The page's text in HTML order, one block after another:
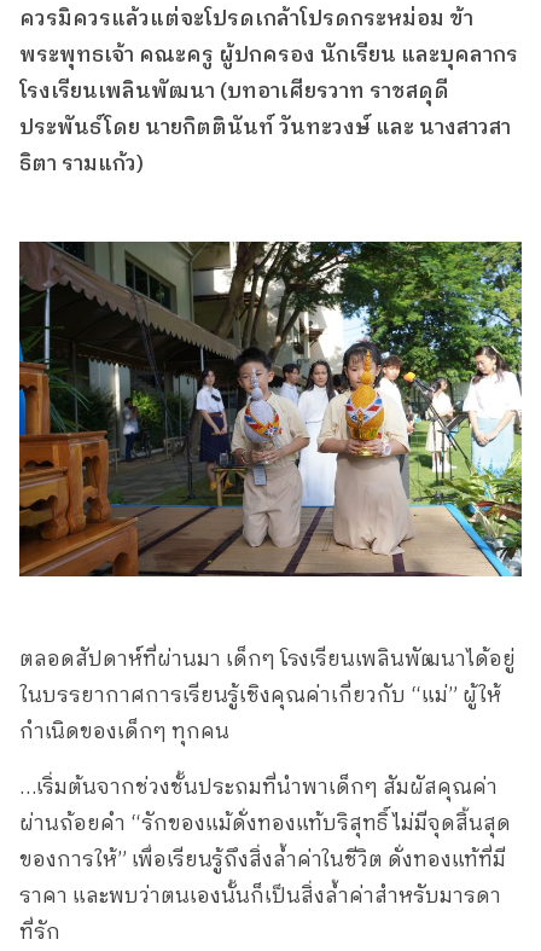
ควรมิควรแล้วแต่จะโปรดเกล้าโปรดกระหม่อม ข้า
พระพุทธเจ้า คณะครู ผู้ปกครอง นักเรียน และบุคลากร
โรงเรียนเพลินพัฒนา (บทอาเศียรวาท ราชสดุดี
ประพันธ์โดย นายกิตตินันท์ วันทะวงษ์ และ นางสาวสา
ธิตา รามแก้ว)
ตลอดสัปดาห์ที่ผ่านมา เด็กๆ โรงเรียนเพลินพัฒนาได้อยู่
ในบรรยากาศการเรียนรู้เชิงคุณค่าเกี่ยวกับ “แม่” ผู้ให้
กำเนิดของเด็กๆ ทุกคน
…เริ่มต้นจากช่วงชั้นประถมที่นำพาเด็กๆ สัมผัสคุณค่า
ผ่านถ้อยคำ “รักของแม้ดั่งทองแท้บริสุทธิ์ ไม่มีจุดสิ้นสุด
ของการให้” เพื่อเรียนรู้ถึงสิ่งล้ำค่าในชีวิต ดั่งทองแท้ที่มี
ราคา และพบว่าตนเองนั้นก็เป็นสิ่งล้ำค่าสำหรับมารดา
ที่รัก